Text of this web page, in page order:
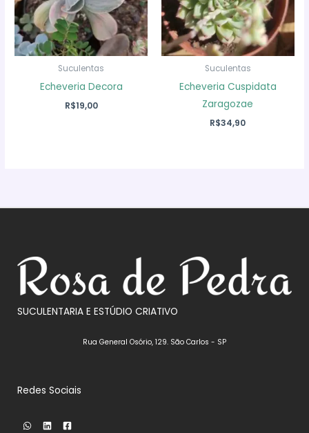
Suculentas
Echeveria Decora
R$19,00
Suculentas
Echeveria Cuspidata
Zaragozae
R$34,90
SUCULENTARIA E ESTÚDIO CRIATIVO
Rua General Osório, 129. São Carlos - SP
Redes Sociais